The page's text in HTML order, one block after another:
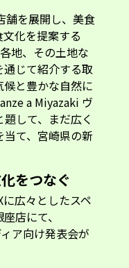
舗を展開し、美食
化を提案する
地、その土地な
じて紹介する取
と豊かな自然に
a Miyazaki ヴ
して、まだ広く
て、宮崎県の新
をつなぐ
広々としたスペ
店にて、
ア向け発表会が